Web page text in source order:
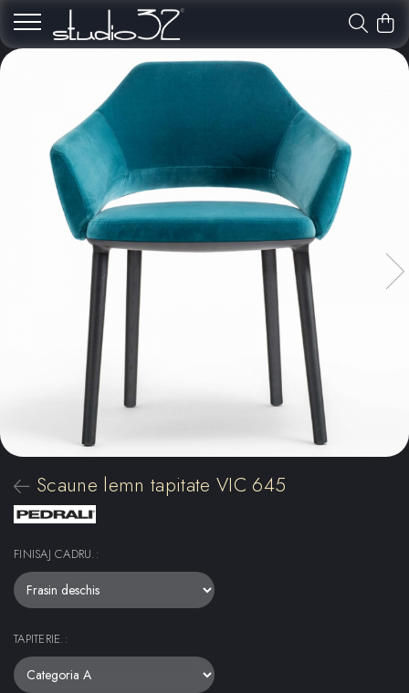
Scaune lemn tapitate VIC 645
FINISAJ CADRU. :
TAPITERIE. :